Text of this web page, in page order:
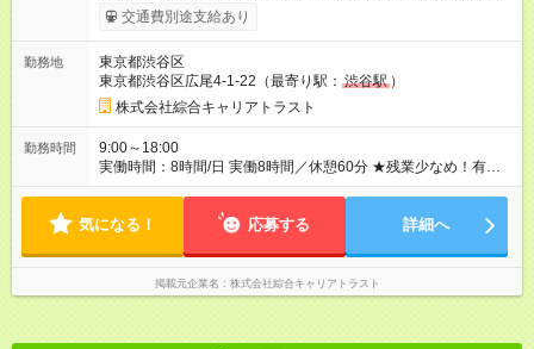
期間の長さ：3ヶ月 雇用形態、給与は本採用時と同じです。
交通費別途支給あり
勤務地
東京都渋谷区
東京都渋谷区広尾4-1-22（最寄り駅： 渋谷駅 ）
株式会社綜合キャリアトラスト
勤務時間
9:00～18:00
実働時間：8時間/日 実働8時間／休憩60分 ★残業少なめ！有給
も基本取りやすいので、プライベートも充実♪
気になる！ 応募する 詳細へ
掲載元企業名 株式会社綜合キャリアトラスト